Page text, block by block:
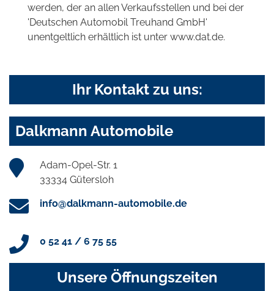
werden, der an allen Verkaufsstellen und bei der
'Deutschen Automobil Treuhand GmbH'
unentgeltlich erhältlich ist unter www.dat.de.
Ihr Kontakt zu uns:
Dalkmann Automobile
Adam-Opel-Str. 1
33334 Gütersloh
info@dalkmann-automobile.de
0 52 41 / 6 75 55
Unsere Öffnungszeiten